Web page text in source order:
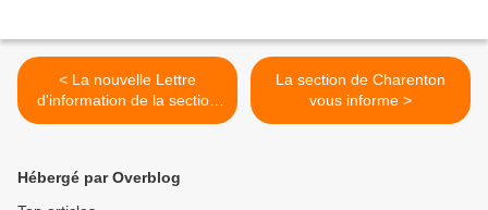
< La nouvelle Lettre
d'information de la section
CFDT de Nogent-sur-
La section de Charenton
vous informe >
Hébergé par Overblog